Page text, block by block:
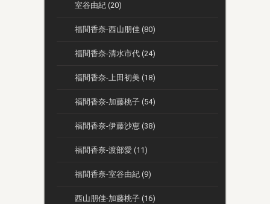
室谷由紀 (20)
福間香奈-西山朋佳 (80)
福間香奈-清水市代 (24)
福間香奈-上田初美 (18)
福間香奈-加藤桃子 (54)
福間香奈-伊藤沙恵 (38)
福間香奈-渡部愛 (11)
福間香奈-室谷由紀 (9)
西山朋佳-加藤桃子 (16)